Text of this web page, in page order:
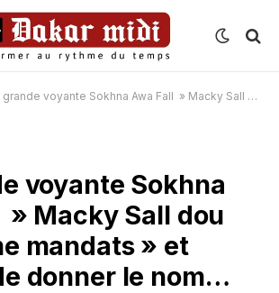
voyante Sokhna Awa Fall » Macky Sall dou deff 3éme mandats » et promet de donner le nom…
voyante Sokhna
» Macky Sall dou
mandats » et
donner le nom…